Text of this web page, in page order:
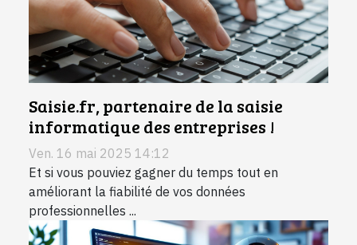
Saisie.fr, partenaire de la saisie
informatique des entreprises !
Ven. 16 mai 2025 14:12
Et si vous pouviez gagner du temps tout en
améliorant la fiabilité de vos données
professionnelles ...